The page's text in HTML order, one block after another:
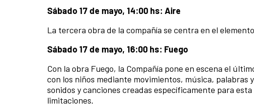
Sábado 17 de mayo, 14:00 hs: Aire
La tercera obra de la compañía se centra en el
Sábado 17 de mayo, 16:00 hs: Fuego
Con la obra Fuego, la Compañía pone en escena el
con los niños mediante movimientos, música, palabras
sonidos y canciones creadas específicamente para
limitaciones.